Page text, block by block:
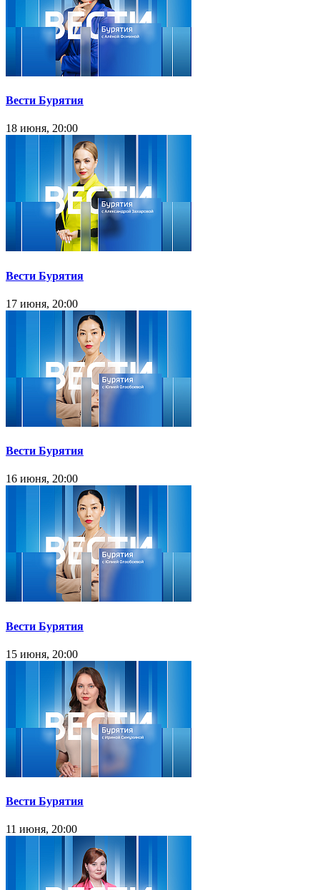
Вести Бурятия
18 июня, 20:00
Вести Бурятия
17 июня, 20:00
Вести Бурятия
16 июня, 20:00
Вести Бурятия
15 июня, 20:00
Вести Бурятия
11 июня, 20:00